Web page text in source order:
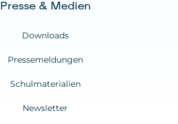
Presse & Medien
Downloads
Pressemeldungen
Schulmaterialien
Newsletter